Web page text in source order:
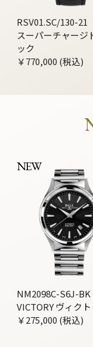
RSV01.SC/130-21
スーパーチャージ
ック
￥770,000 (税込)
NEW
NM2098C-S6J-BK
VICTORY ヴィク
￥275,000 (税込)